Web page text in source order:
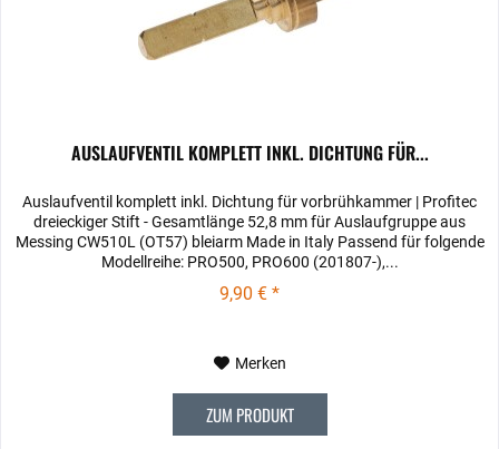
AUSLAUFVENTIL KOMPLETT INKL. DICHTUNG FÜR...
Auslaufventil komplett inkl. Dichtung für vorbrühkammer | Profitec
dreieckiger Stift - Gesamtlänge 52,8 mm für Auslaufgruppe aus
Messing CW510L (OT57) bleiarm Made in Italy Passend für folgende
Modellreihe: PRO500, PRO600 (201807-),...
9,90 € *
Merken
ZUM PRODUKT